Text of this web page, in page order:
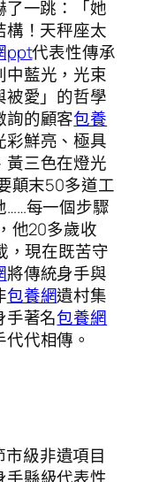
一跳：「她
！天秤座太
ppt代表性傳承
中藍光，光束
被愛」的哲學
詢的顧客包養
彩鮮亮、極具
黃三色在燈光
顛末50多道工
……每一個步驟
他20多歲收
，現在既苦守
將傳統身手與
包養網遺村集
手著名包養網
代代相傳。
級非遺項目